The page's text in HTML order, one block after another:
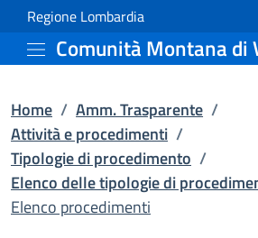
Vai al contenuto principale
Elenco
Regione Lombardia
Home / Amm. Trasparente /
Attività e procedimenti /
Tipologie di procedimento /
Elenco delle tipologie di
Elenco procedimenti